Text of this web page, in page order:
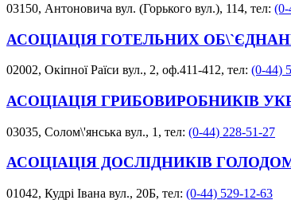
03150, Антоновича вул. (Горького вул.), 114, тел: (0-
АСОЦІАЦІЯ ГОТЕЛЬНИХ
02002, Окіпної Раїси вул., 2, оф.411-412, тел: (0-44)
АСОЦІАЦІЯ ГРИБОВИРОБНИКІВ
03035, Солом\'янська вул., 1, тел: (0-44) 228-51-27
АСОЦІАЦІЯ ДОСЛІДНИКІВ
01042, Кудрі Івана вул., 20Б, тел: (0-44) 529-12-63